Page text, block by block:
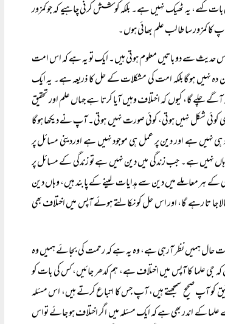
کہے، یہ ٹھیک نہیں ہے۔ بلکہ کوشش کرنی چاہیے کہ جو کمزور
کا کمزور سا طالب علم بھائی ہوں۔
سے دو باتیں معلوم ہوتی ہیں۔ ایک تو یہ ہے کہ اس امت
نہیں ہوگا بلکہ امت کی مشکلات کے حل کا ذریعہ ہے۔ یہ ایک
گا، کیوں کہ اختلاف وہیں آیا کرتا ہے جہاں علم اور تحقیق
شکل نہیں ہوتی، کوئی صورت نہیں ہوتی۔ آپ نے دیکھا ہوگا
نہیں ہے اور دین پر عمل ہی موجود نہیں ہے اوردینی مسائل پر
ہاں نہیں ہے۔ جب زندگی میں دین نہیں ہے تو زندگی کے مسائل پر
کے ہر معاملے میں دین سے ہدایات لینے کے پابند ہیں، وہاں دین
جا تا رہے گا، اور اس حل کو نکالتے ہوئے آپس میں اختلاف بھی
حال ہمیں نظر آرہی ہے، وہ یہ ہے کہ رحمت کی بجائے ہمیں وہ
جی علما کا آپس میں اختلاف ہے، ہم کدھر جائیں، کس کی بات کو
کو آپ صحیح سمجھتے ہیں، آپ جس کا اتباع کرتے ہیں، اس مسئلہ
اندر بھی ہے کہ ایک مسئلہ میں اگر اختلاف ہو جائے تواس